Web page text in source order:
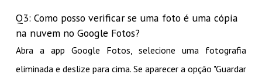
Q3: Como posso verificar se uma foto é uma cópia
na nuvem no Google Fotos?
Abra a app Google Fotos, selecione uma fotografia
eliminada e deslize para cima. Se aparecer a opção "Guardar